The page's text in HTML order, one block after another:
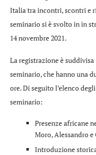
Italia tra incontri, scontri e
seminario si è svolto in in
14 novembre 2021.
La registrazione è
seminario, che hanno una
ore. Di seguito l’elenco
seminario:
Presenze africane
Moro, Alessandro e
Introduzione